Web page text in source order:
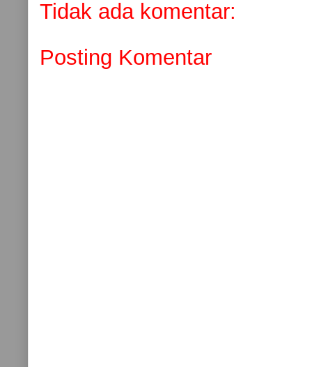
Tidak ada komentar:
Posting Komentar